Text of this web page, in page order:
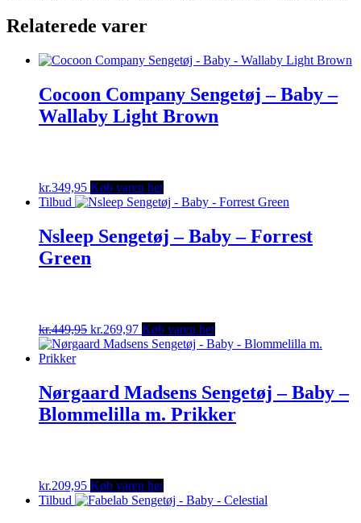
Relaterede varer
Cocoon Company Sengetøj – Baby –
Wallaby Light Brown
kr.349,95 Køb varen her
Tilbud
Nsleep Sengetøj – Baby – Forrest
Green
kr.449,95 Original
price
kr.269,97Current
price
Køb varen her
Nørgaard Madsens Sengetøj – Baby –
Blommelilla m. Prikker
kr.209,95 Køb varen her
Tilbud